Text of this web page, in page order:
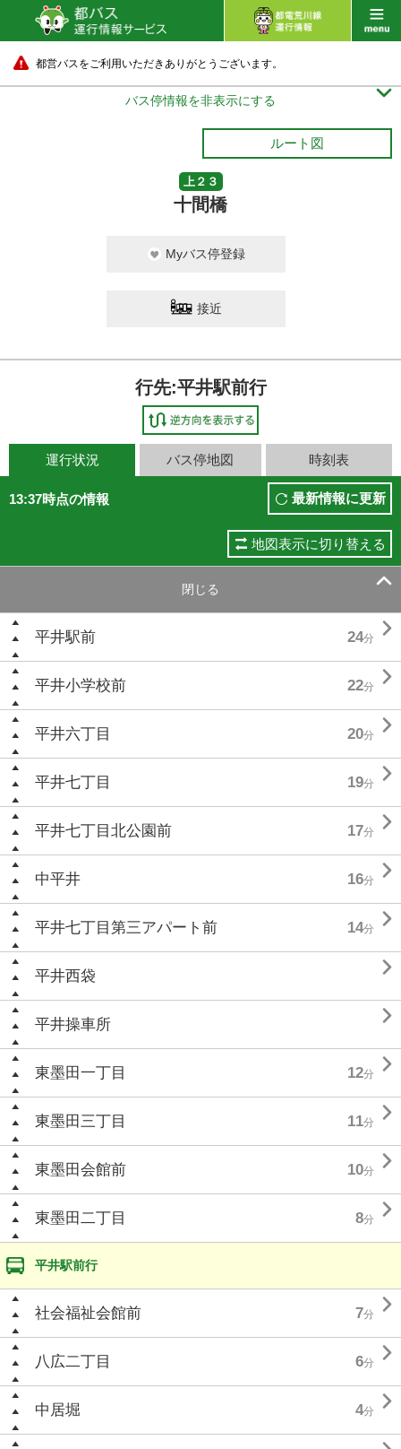
都営バスをご利用いただきありがとうございます。
バス停情報を非表示にする 
ルート図
上２３
十間橋
Myバス停登録
接近
行先:平井駅前行
運行状況 バス停地図 時刻表
13:37時点の情報 最新情報に更新
地図表示に切り替える
閉じる 
平井駅前 24分 
平井小学校前 22分 
平井六丁目 20分 
平井七丁目 19分 
平井七丁目北公園前 17分 
中平井 16分 
平井七丁目第三アパート前 14分 
平井西袋 
平井操車所 
東墨田一丁目 12分 
東墨田三丁目 11分 
東墨田会館前 10分 
東墨田二丁目 8分 
平井駅前行
社会福祉会館前 7分 
八広二丁目 6分 
中居堀 4分 